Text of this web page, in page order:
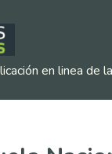
en linea